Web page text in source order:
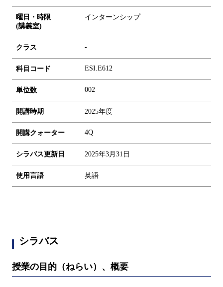
曜日・時限
(講義室)
インターンシップ
クラス -
科目コード ESI.E612
単位数 002
開講時期 2025年度
開講クォーター 4Q
シラバス更新日 2025年3月31日
使用言語 英語
シラバス
授業の目的（ねらい）、概要